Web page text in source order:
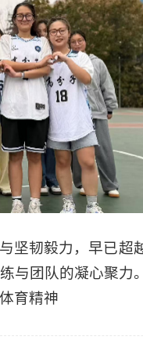
坚韧毅力，早已超
与团队的凝心聚力
育精神